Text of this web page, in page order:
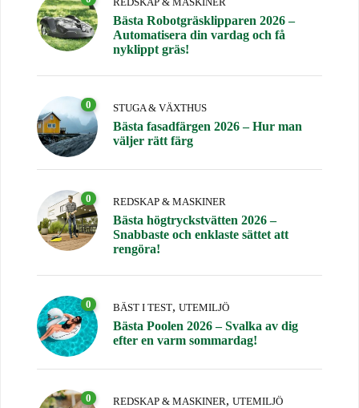
Bästa Robotgräsklipparen 2026 –
Automatisera din vardag och få
nyklippt gräs!
0 STUGA & VÄXTHUS
Bästa fasadfärgen 2026 – Hur man
väljer rätt färg
0 REDSKAP & MASKINER
Bästa högtryckstvätten 2026 –
Snabbaste och enklaste sättet att
rengöra!
0 BÄST I TEST, UTEMILJÖ
Bästa Poolen 2026 – Svalka av dig
efter en varm sommardag!
0 REDSKAP & MASKINER, UTEMILJÖ